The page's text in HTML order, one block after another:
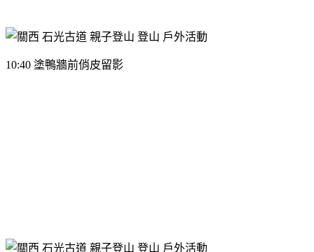
10:40 塗鴨牆前俏皮留影